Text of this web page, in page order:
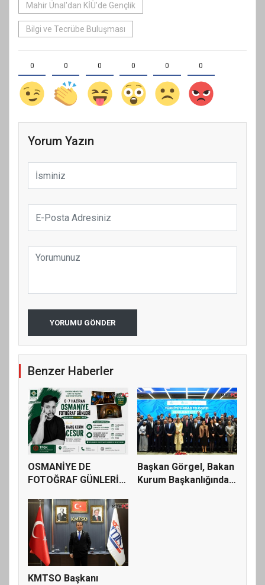
Mahir Ünal'dan KİÜ’de Gençlik
Bilgi ve Tecrübe Buluşması
0 0 0 0 0 0
Yorum Yazın
YORUMU GÖNDER
Benzer Haberler
OSMANİYE DE
FOTOĞRAF GÜNLERİ
Başkan Görgel, Bakan
Kurum Başkanlığındaki
KMTSO Başkanı